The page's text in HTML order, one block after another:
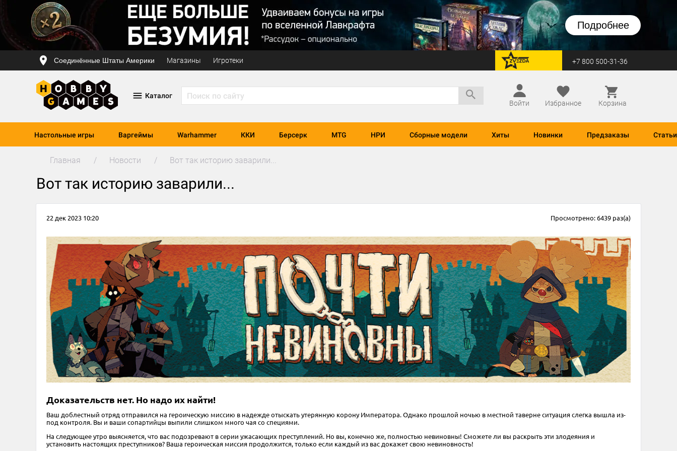
Подробнее
Соединённые Штаты Америки Магазины Игротеки перейти на Zvezda +7 800 500-31-36
Каталог
Войти
Избранное Корзина
Настольные игры Варгеймы Warhammer ККИ Берсерк MTG НРИ Сборные модели Хиты Новинки Предзаказы Статьи
Главная Новости Вот так историю заварили...
Вот так историю заварили...
22 дек 2023 10:20 Просмотрено: 6439 раз(а)
Доказательств нет. Но надо их найти!
Ваш доблестный отряд отправился на героическую миссию в надежде отыскать утерянную корону Императора. Однако прошлой ночью в местной таверне ситуация слегка вышла из-
под контроля. Вы и ваши сопартийцы выпили слишком много чая со специями.
На следующее утро выясняется, что вас подозревают в серии ужасающих преступлений. Но вы, конечно же, полностью невиновны! Сможете ли вы раскрыть эти злодеяния и
установить настоящих преступников? Ваша героическая миссия продолжится, только если каждый из вас докажет свою невиновность!